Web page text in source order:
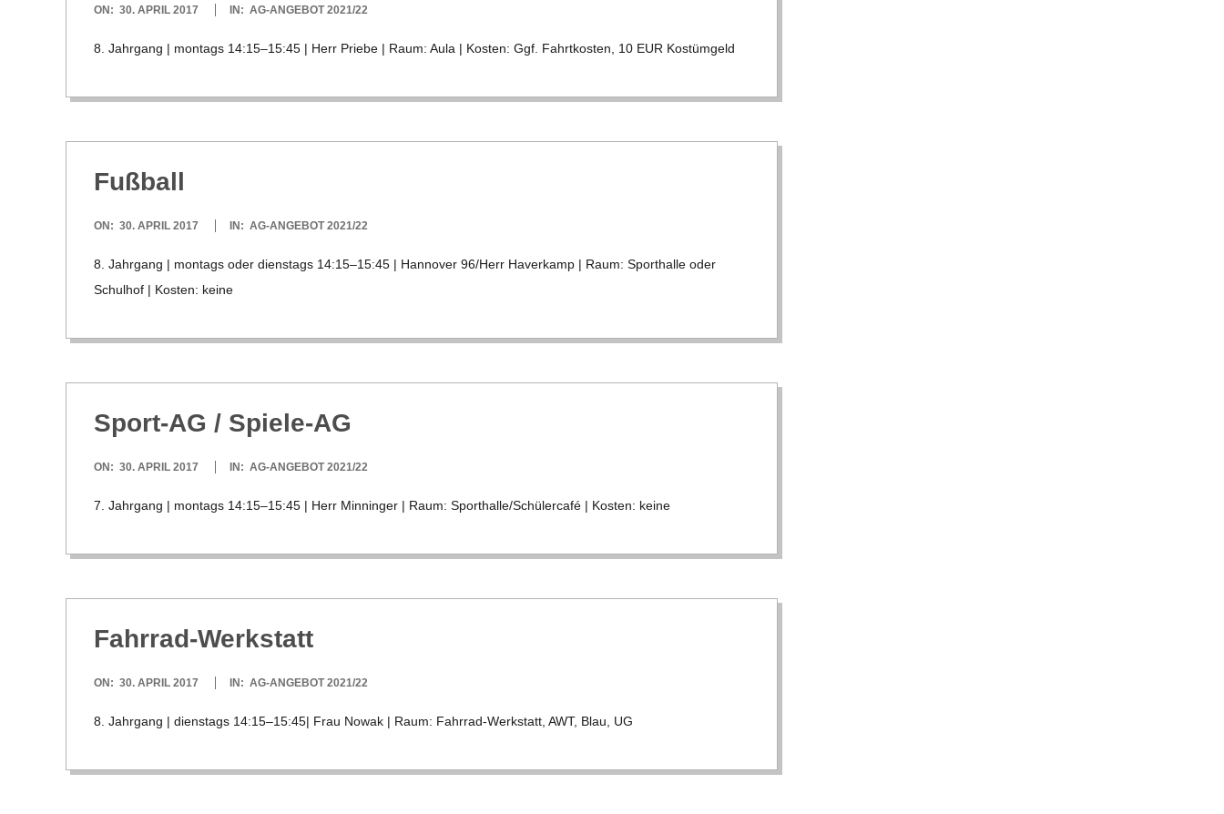
2017-
ON: 30. APRIL 2017 IN: AG-ANGEBOT 2021/22
8. Jahr­gang | mon­tags 14:15–15:45 | Herr Priebe | Raum: Aula | Kos­ten: Ggf. Fahrt­kos­ten, 10 EUR Kos­tüm­geld
Fuß­ball
2017-
ON: 30. APRIL 2017 IN: AG-ANGEBOT 2021/22
8. Jahr­gang | mon­tags oder diens­tags 14:15–15:45 | Han­no­ver 96/​​Herr Haver­kamp | Raum: Sport­halle oder
Schul­hof | Kos­ten: keine
Sport-AG /​ Spiele-AG
2017-
ON: 30. APRIL 2017 IN: AG-ANGEBOT 2021/22
7. Jahr­gang | mon­tags 14:15–15:45 | Herr Min­nin­ger | Raum: Sporthalle/​​Schülercafé | Kos­ten: keine
Fahr­rad-Werk­statt
2017-
ON: 30. APRIL 2017 IN: AG-ANGEBOT 2021/22
8. Jahr­gang | diens­tags 14:15–15:45| Frau Nowak | Raum: Fahr­rad-Wer­k­statt, AWT, Blau, UG